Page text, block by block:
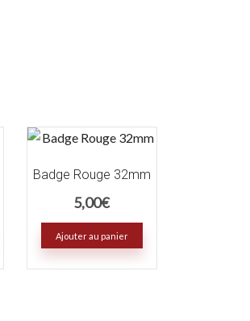
Badge Rouge 32mm
5,00€
Ajouter au panier